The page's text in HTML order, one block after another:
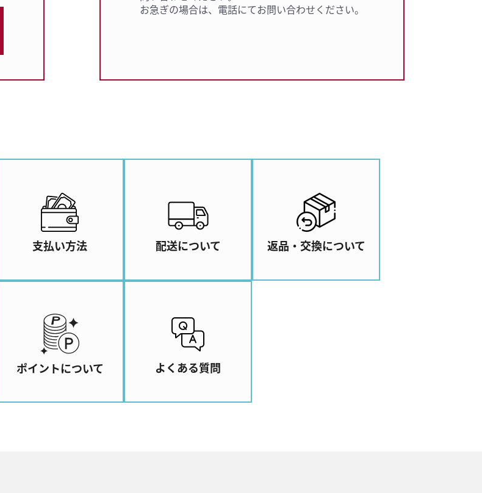
お急ぎの場合は、電話にてお問い合わせください。
支払い方法 配送について 返品・交換について
ポイントについて よくある質問